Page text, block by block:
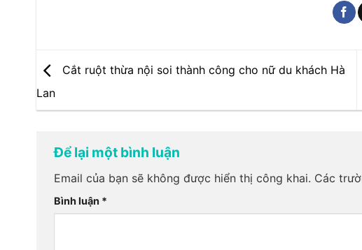
Cắt ruột thừa nội soi thành công cho nữ du khách Hà
Lan
Để lại một bình luận
Email của bạn sẽ không được hiển thị công khai. Các
Bình luận *